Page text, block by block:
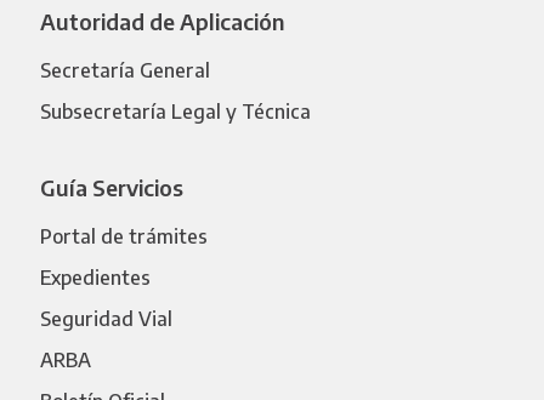
Autoridad de Aplicación
Secretaría General
Subsecretaría Legal y Técnica
Guía Servicios
Portal de trámites
Expedientes
Seguridad Vial
ARBA